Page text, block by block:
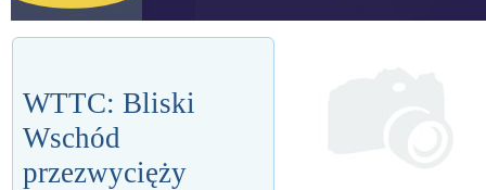
WTTC: Bliski
Wschód
przezwycięży